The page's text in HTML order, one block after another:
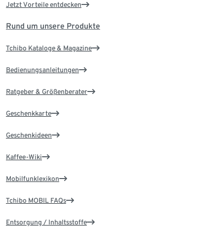
Jetzt Vorteile entdecken
Rund um unsere Produkte
Tchibo Kataloge & Magazine
Bedienungsanleitungen
Ratgeber & Größenberater
Geschenkkarte
Geschenkideen
Kaffee-Wiki
Mobilfunklexikon
Tchibo MOBIL FAQs
Entsorgung / Inhaltsstoffe